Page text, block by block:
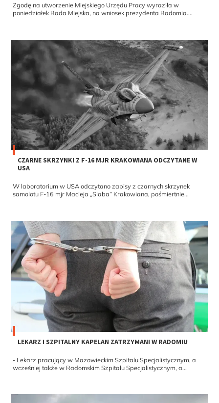
Zgodę na utworzenie Miejskiego Urzędu Pracy wyraziła w
poniedziałek Rada Miejska, na wniosek prezydenta Radomia....
CZARNE SKRZYNKI Z F-16 MJR KRAKOWIANA ODCZYTANE W
USA
W laboratorium w USA odczytano zapisy z czarnych skrzynek
samolotu F-16 mjr Macieja „Slaba” Krakowiana, pośmiertnie...
LEKARZ I SZPITALNY KAPELAN ZATRZYMANI W RADOMIU
- Lekarz pracujący w Mazowieckim Szpitalu Specjalistycznym, a
wcześniej także w Radomskim Szpitalu Specjalistycznym, a...